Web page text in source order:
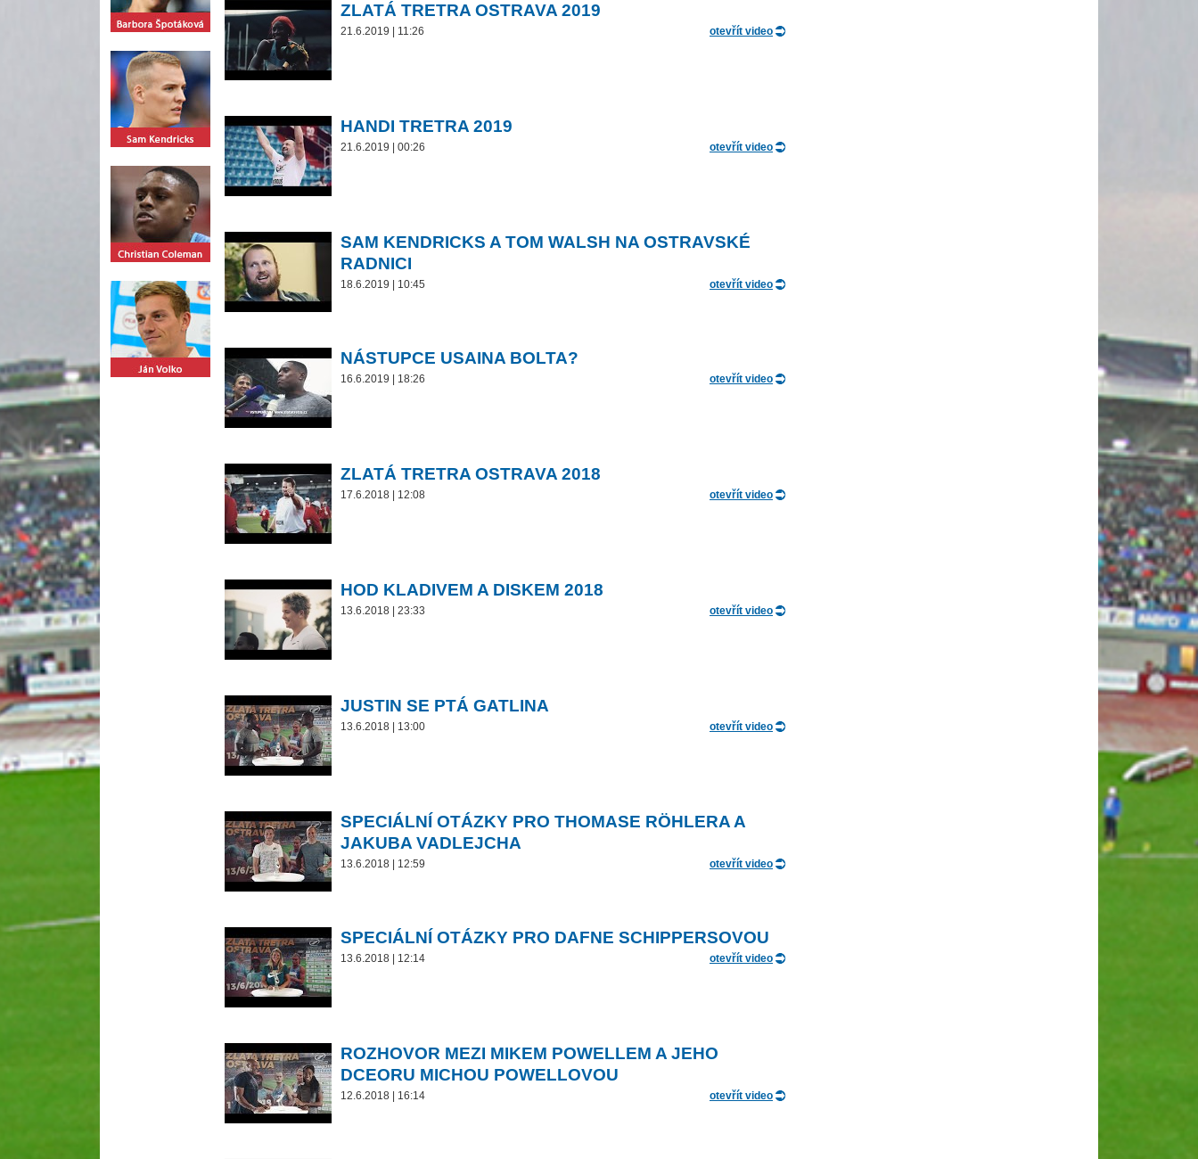
ZLATÁ TRETRA OSTRAVA 2019
21.6.2019 | 11:26 otevřít video
HANDI TRETRA 2019
21.6.2019 | 00:26 otevřít video
SAM KENDRICKS A TOM WALSH NA OSTRAVSKÉ
RADNICI
18.6.2019 | 10:45 otevřít video
NÁSTUPCE USAINA BOLTA?
16.6.2019 | 18:26 otevřít video
ZLATÁ TRETRA OSTRAVA 2018
17.6.2018 | 12:08 otevřít video
HOD KLADIVEM A DISKEM 2018
13.6.2018 | 23:33 otevřít video
JUSTIN SE PTÁ GATLINA
13.6.2018 | 13:00 otevřít video
SPECIÁLNÍ OTÁZKY PRO THOMASE RÖHLERA A
JAKUBA VADLEJCHA
13.6.2018 | 12:59 otevřít video
SPECIÁLNÍ OTÁZKY PRO DAFNE SCHIPPERSOVOU
13.6.2018 | 12:14 otevřít video
ROZHOVOR MEZI MIKEM POWELLEM A JEHO
DCEORU MICHOU POWELLOVOU
12.6.2018 | 16:14 otevřít video